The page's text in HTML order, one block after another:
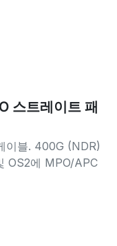
스트레이트 패
이블. 400G (NDR)
OS2에 MPO/APC